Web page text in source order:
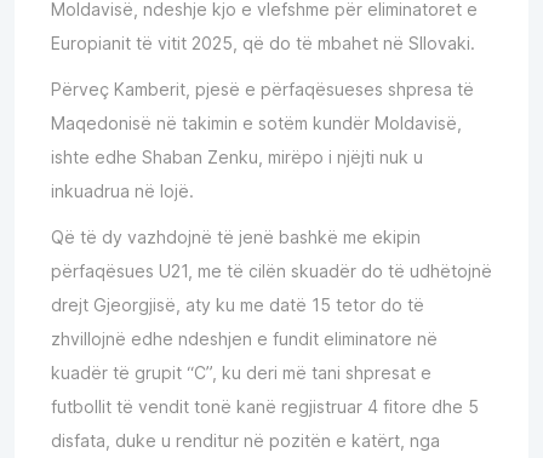
Moldavisë, ndeshje kjo e vlefshme për eliminatoret e
Europianit të vitit 2025, që do të mbahet në Sllovaki.
Përveç Kamberit, pjesë e përfaqësueses shpresa të
Maqedonisë në takimin e sotëm kundër Moldavisë,
ishte edhe Shaban Zenku, mirëpo i njëjti nuk u
inkuadrua në lojë.
Që të dy vazhdojnë të jenë bashkë me ekipin
përfaqësues U21, me të cilën skuadër do të udhëtojnë
drejt Gjeorgjisë, aty ku me datë 15 tetor do të
zhvillojnë edhe ndeshjen e fundit eliminatore në
kuadër të grupit “C”, ku deri më tani shpresat e
futbollit të vendit tonë kanë regjistruar 4 fitore dhe 5
disfata, duke u renditur në pozitën e katërt, nga